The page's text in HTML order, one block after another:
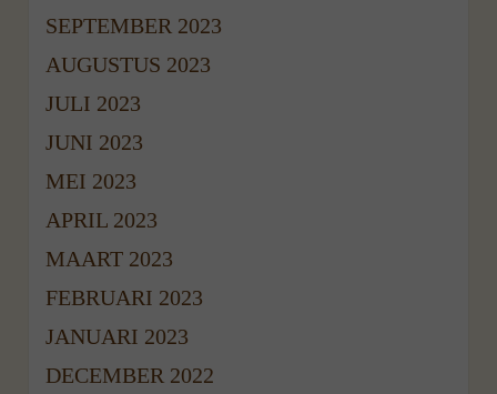
SEPTEMBER 2023
AUGUSTUS 2023
JULI 2023
JUNI 2023
MEI 2023
APRIL 2023
MAART 2023
FEBRUARI 2023
JANUARI 2023
DECEMBER 2022